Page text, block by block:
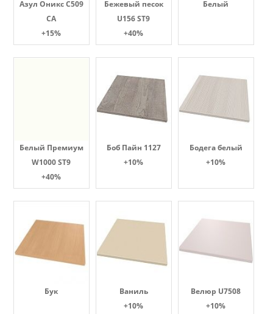
Азул Оникс С509
СА
+15%
Бежевый песок
U156 ST9
+40%
Белый
Белый Премиум
W1000 ST9
+40%
Боб Пайн 1127
+10%
Бодега белый
+10%
Бук
Ваниль
+10%
Велюр U7508
+10%